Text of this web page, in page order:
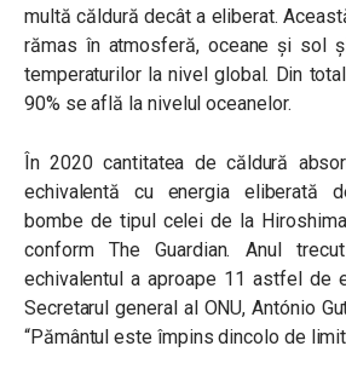
multă căldură decât a eliberat.
rămas în atmosferă, oceane și sol
temperaturilor la nivel global. Din
90% se află la nivelul oceanelor.
În 2020 cantitatea de căldură
echivalentă cu energia eliberată
bombe de tipul celei de la
conform The Guardian. Anul
echivalentul a aproape 11 astfel de
Secretarul general al ONU, António
“Pământul este împins dincolo de